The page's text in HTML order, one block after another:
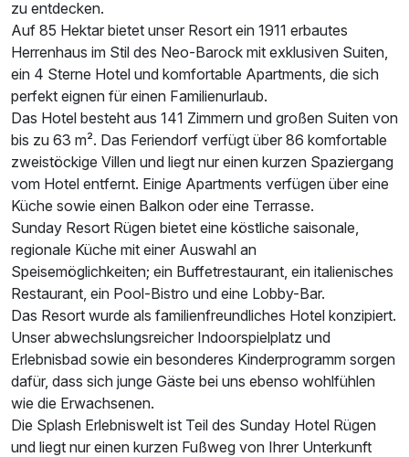
Doppelzimmer zur Einzelnutzung
1 Erwachsenen und 2 Kinder
Ausstattung
zu entdecken.
Auf 85 Hektar bietet unser Resort ein 1911 erbautes
Herrenhaus im Stil des Neo-Barock mit exklusiven Suiten,
ein 4 Sterne Hotel und komfortable Apartments, die sich
perfekt eignen für einen Familienurlaub.
Das Hotel besteht aus 141 Zimmern und großen Suiten von
bis zu 63 m². Das Feriendorf verfügt über 86 komfortable
zweistöckige Villen und liegt nur einen kurzen Spaziergang
vom Hotel entfernt. Einige Apartments verfügen über eine
Küche sowie einen Balkon oder eine Terrasse.
Sunday Resort Rügen bietet eine köstliche saisonale,
regionale Küche mit einer Auswahl an
Speisemöglichkeiten; ein Buffetrestaurant, ein italienisches
Restaurant, ein Pool-Bistro und eine Lobby-Bar.
Das Resort wurde als familienfreundliches Hotel konzipiert.
Unser abwechslungsreicher Indoorspielplatz und
Erlebnisbad sowie ein besonderes Kinderprogramm sorgen
dafür, dass sich junge Gäste bei uns ebenso wohlfühlen
wie die Erwachsenen.
Die Splash Erlebniswelt ist Teil des Sunday Hotel Rügen
und liegt nur einen kurzen Fußweg von Ihrer Unterkunft